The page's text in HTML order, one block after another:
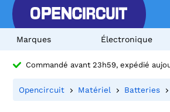
Marques Électronique
Commandé avant 23h59, expédié
Opencircuit Matériel Batteries